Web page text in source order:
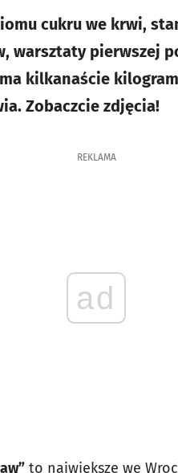
cukru we krwi,
warsztaty pierwszej
kilkanaście
Zobaczcie zdjęcia!
REKLAMA
ad
to największe we